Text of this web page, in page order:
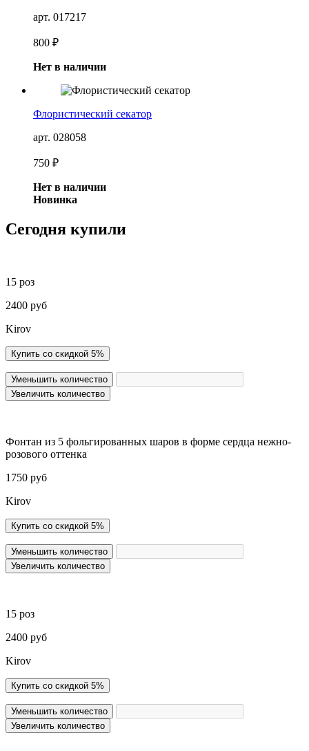
арт. 017217
800 ₽
Нет в наличии
Флористический секатор
арт. 028058
750 ₽
Нет в наличии
Новинка
Сегодня купили
15 роз
2400 руб
Kirov
Купить со скидкой 5%
Уменьшить количество
Увеличить количество
Фонтан из 5 фольгированных шаров в форме сердца нежно-
розового оттенка
1750 руб
Kirov
Купить со скидкой 5%
Уменьшить количество
Увеличить количество
15 роз
2400 руб
Kirov
Купить со скидкой 5%
Уменьшить количество
Увеличить количество